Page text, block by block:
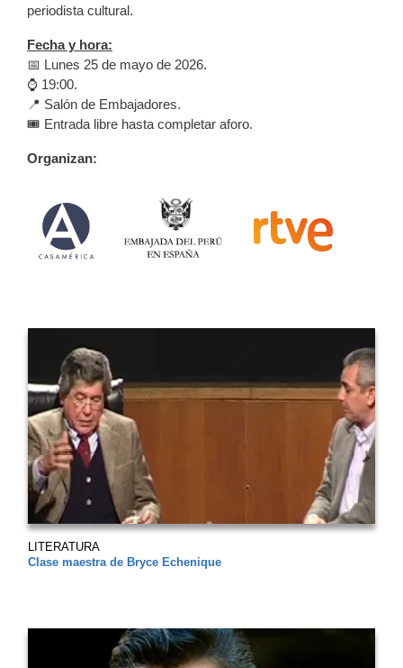
periodista cultural.
Fecha y hora:
📅 Lunes 25 de mayo de 2026.
⌚️ 19:00.
📍 Salón de Embajadores.
🎟️ Entrada libre hasta completar aforo.
Organizan:
LITERATURA
Clase maestra de Bryce Echenique